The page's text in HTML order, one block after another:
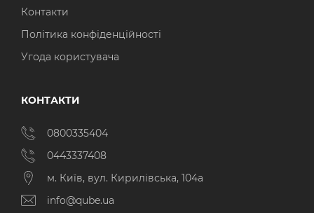
Контакти
Політика конфіденційності
Угода користувача
КОНТАКТИ
0800335404
0443337408
м. Київ, вул. Кирилівська, 104а
info@qube.ua